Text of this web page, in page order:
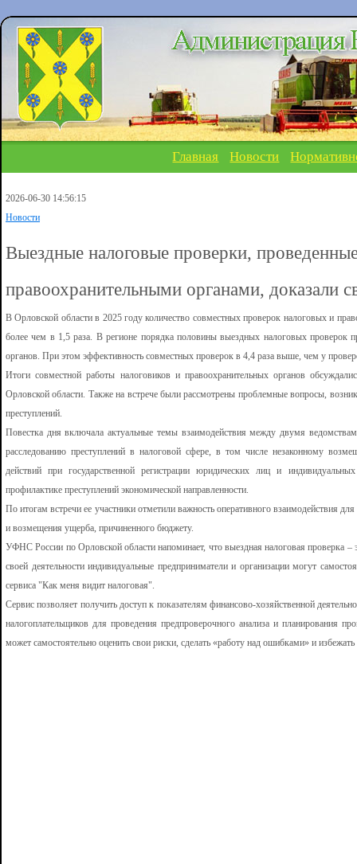
Главная Новости
2026-06-30 14:56:15
Новости
Выездные налоговые проверки,
правоохранительными органами, доказали
В Орловской области в 2025 году количество совместных проверок налоговых и
более чем в 1,5 раза. В регионе порядка половины выездных налоговых проверок
органов. При этом эффективность совместных проверок в 4,4 раза выше, чем у
Итоги совместной работы налоговиков и правоохранительных органов
Орловской области. Также на встрече были рассмотрены проблемные вопросы,
преступлений.
Повестка дня включала актуальные темы взаимодействия между двумя
расследованию преступлений в налоговой сфере, в том числе незаконному
действий при государственной регистрации юридических лиц и
профилактике преступлений экономической направленности.
По итогам встречи ее участники отметили важность оперативного взаимодействия
и возмещения ущерба, причиненного бюджету.
УФНС России по Орловской области напоминает, что выездная налоговая проверка
своей деятельности индивидуальные предприниматели и организации могут
сервиса "Как меня видит налоговая".
Сервис позволяет получить доступ к показателям финансово-хозяйственной
налогоплательщиков для проведения предпроверочного анализа и планирования
может самостоятельно оценить свои риски, сделать «работу над ошибками» и